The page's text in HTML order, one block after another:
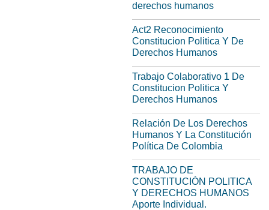
derechos humanos
Act2 Reconocimiento
Constitucion Politica Y De
Derechos Humanos
Trabajo Colaborativo 1 De
Constitucion Politica Y
Derechos Humanos
Relación De Los Derechos
Humanos Y La Constitución
Política De Colombia
TRABAJO DE
CONSTITUCIÓN POLITICA
Y DERECHOS HUMANOS
Aporte Individual.